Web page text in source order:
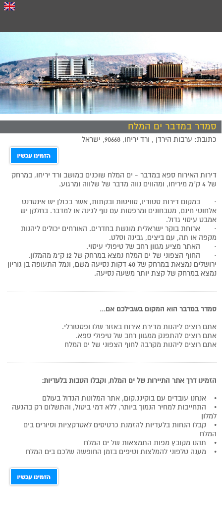
סמדר במדבר ים המלח
כתובת: ערבות הירדן , ורד יריחו, 90668, ישראל
דירות האירוח ספא במדבר - ים המלח שוכנים במושב ורד יריחו, במרחק
של 4 ק"מ מיריחו, ומהווים נווה מדבר של שלווה ומרגוע.
· במקום דירות סטודיו, סוויטות ובקתות, אשר בכולן יש אינטרנט
אלחוטי חינם, מטבחונים ומרפסות עם נוף לגינה או למדבר. בחלקן יש
אמבט עיסוי גדול.
· ארוחת בוקר ישראלית מוגשת בחדרים. האורחים יכולים ליהנות
מקפה או תה, עם ביצים, גבינה וסלט.
· האתר מציע מגוון רחב של טיפולי עיסוי.
·
החוף הצפוני של ים המלח נמצא במרחק של 12 ק"מ מהמלון.
ירושלים נמצאת במרחק של 40 דקות נסיעה משם, ונמל התעופה בן גוריון
נמצא במרחק של קצת יותר משעה נסיעה.
סמדר במדבר הוא המקום בשבילכם אם...
אתם רוצים ליהנות מדירת אירוח באזור שלו ופסטורלי.
אתם רוצים להתפנק ממגוון רחב של טיפולי ספא.
אתם רוצים ליהנות מקרבה לחוף הצפוני של ים המלח
הזמינו דרך אתר התיירות של ים המלח, וקבלו הטבות בלעדיות:
• אנחנו עובדים עם בוקינג.קום, אתר המלונות הגדול בעולם
• התחייבות למחיר הנמוך ביותר, ללא דמי ביטול, והתשלום רק בהגעה
למלון
• קבלו הנחות בלעדיות להזמנת כרטיסים לאטרקציות וסיורים בים
המלח
• תהנו מקובץ מפות התמצאות של ים המלח
• מענה טלפוני להמלצות וטיפים בזמן החופשה שלכם בים המלח